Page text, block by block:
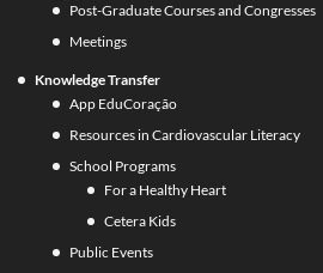
Post-Graduate Courses and Congresses
Meetings
Knowledge Transfer
App EduCoração
Resources in Cardiovascular Literacy
School Programs
For a Healthy Heart
Cetera Kids
Public Events